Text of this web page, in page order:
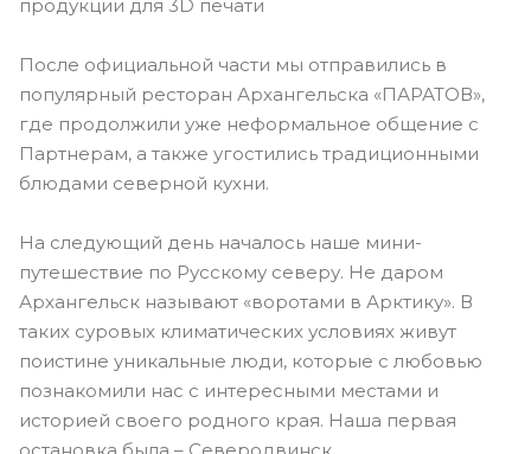
продукции для 3D печати
После официальной части мы отправились в
популярный ресторан Архангельска «ПАРАТОВ»,
где продолжили уже неформальное общение с
Партнерам, а также угостились традиционными
блюдами северной кухни.
На следующий день началось наше мини-
путешествие по Русскому северу. Не даром
Архангельск называют «воротами в Арктику». В
таких суровых климатических условиях живут
поистине уникальные люди, которые с любовью
познакомили нас с интересными местами и
историей своего родного края. Наша первая